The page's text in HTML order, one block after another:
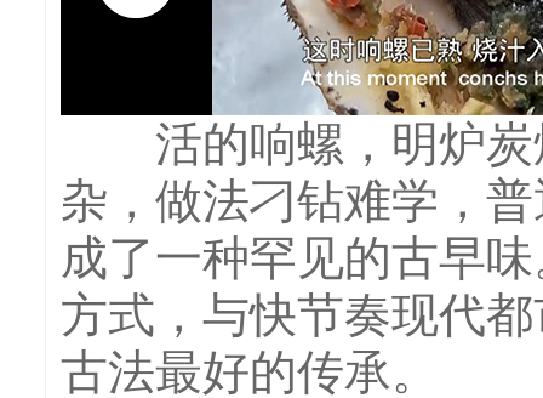
活的响螺，明炉炭
杂，做法刁钻难学，
成了一种罕见的古早
方式，与快节奏现代
古法最好的传承。